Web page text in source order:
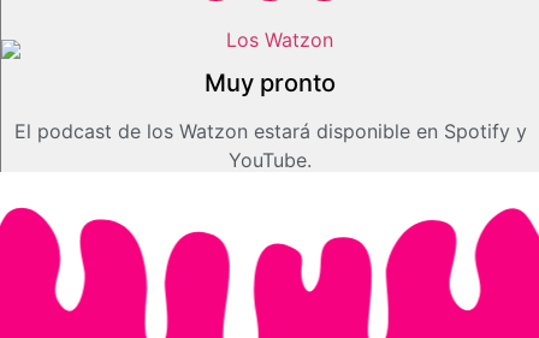
Muy pronto
El podcast de los Watzon estará disponible en Spotify y
YouTube.